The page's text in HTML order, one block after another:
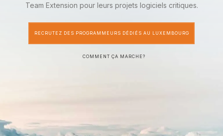
Team Extension pour leurs projets logiciels critiques.
RECRUTEZ DES PROGRAMMEURS DÉDIÉS AU LUXEMBOURG
COMMENT ÇA MARCHE?